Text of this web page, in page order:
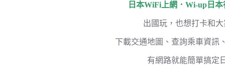
日本WiFi上網．Wi-up日
出國玩，也想打卡和
下載交通地圖、查詢乘車資訊
有網路就能簡單搞定